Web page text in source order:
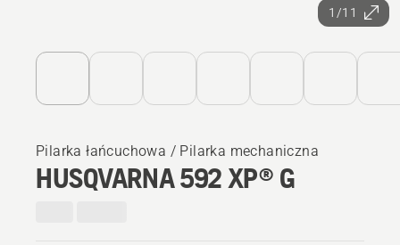
1/11
Pilarka łańcuchowa / Pilarka mechaniczna
HUSQVARNA 592 XP® G